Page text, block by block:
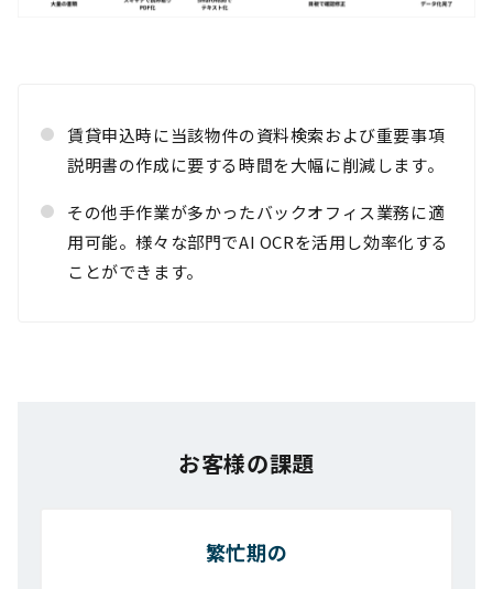
賃貸申込時に当該物件の資料検索および重要事項
説明書の作成に要する時間を大幅に削減します。
その他手作業が多かったバックオフィス業務に適
用可能。様々な部門でAI OCRを活用し効率化する
ことができます。
お客様の課題
繁忙期の